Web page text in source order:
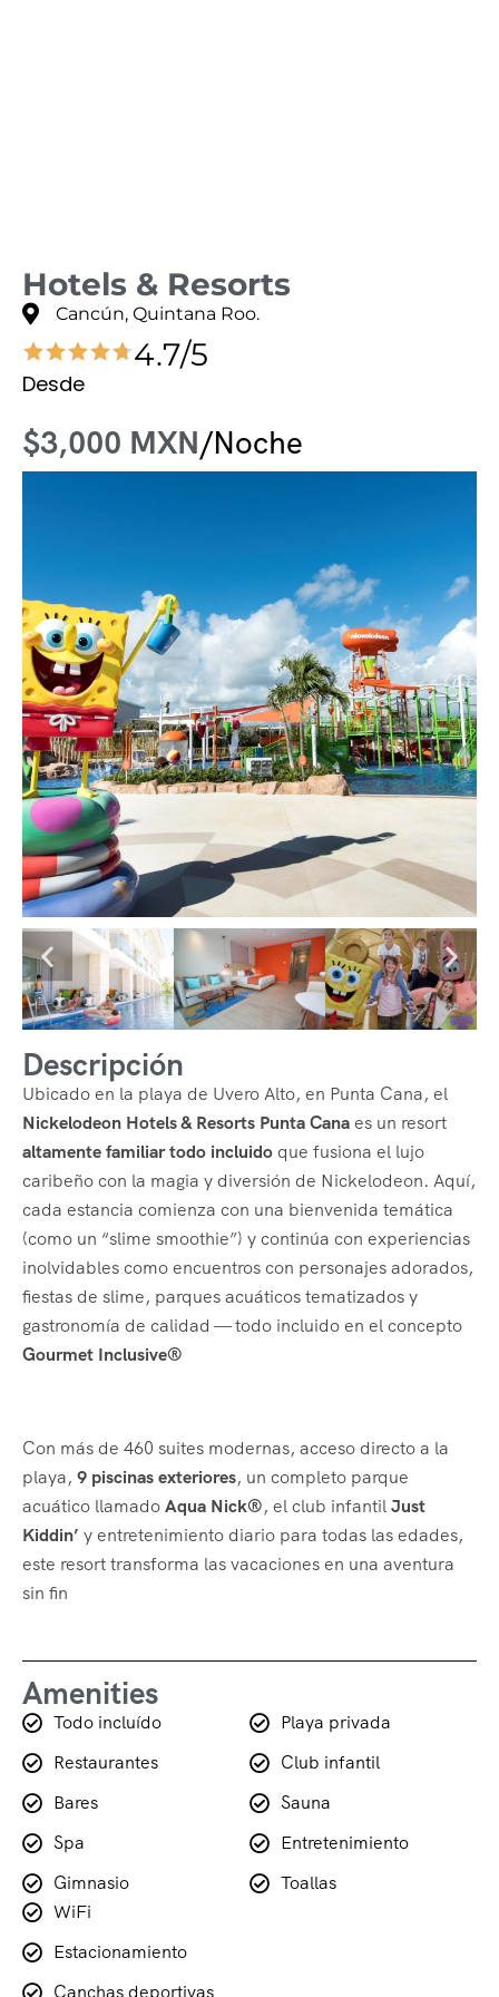
Hotels & Resorts
Cancún, Quintana Roo.
4.7/5
Desde
$3,000 MXN/Noche
Descripción
Ubicado en la playa de Uvero Alto, en Punta Cana, el
Nickelodeon Hotels & Resorts Punta Canaes un resort
altamente familiar todo incluido que fusiona el lujo
caribeño con la magia y diversión de Nickelodeon. Aquí,
cada estancia comienza con una bienvenida temática
(como un “slime smoothie”) y continúa con experiencias
inolvidables como encuentros con personajes adorados,
fiestas de slime, parques acuáticos tematizados y
gastronomía de calidad — todo incluido en el concepto
Gourmet Inclusive®
Con más de 460 suites modernas, acceso directo a la
playa, 9 piscinas exteriores, un completo parque
acuático llamadoAqua Nick®, el club infantilJust
Kiddin’ y entretenimiento diario para todas las edades,
este resort transforma las vacaciones en una aventura
sin fin
Amenities
Todo incluído
Restaurantes
Bares
Spa
Gimnasio
Playa privada
Club infantil
Sauna
Entretenimiento
Toallas
WiFi
Estacionamiento
Canchas deportivas